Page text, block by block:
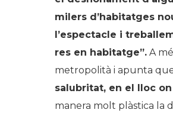
milers d’habitatges
l’espectacle i
res en habitatge”. A
metropolità i apunta
salubritat, en el lloc
manera molt plàstica la